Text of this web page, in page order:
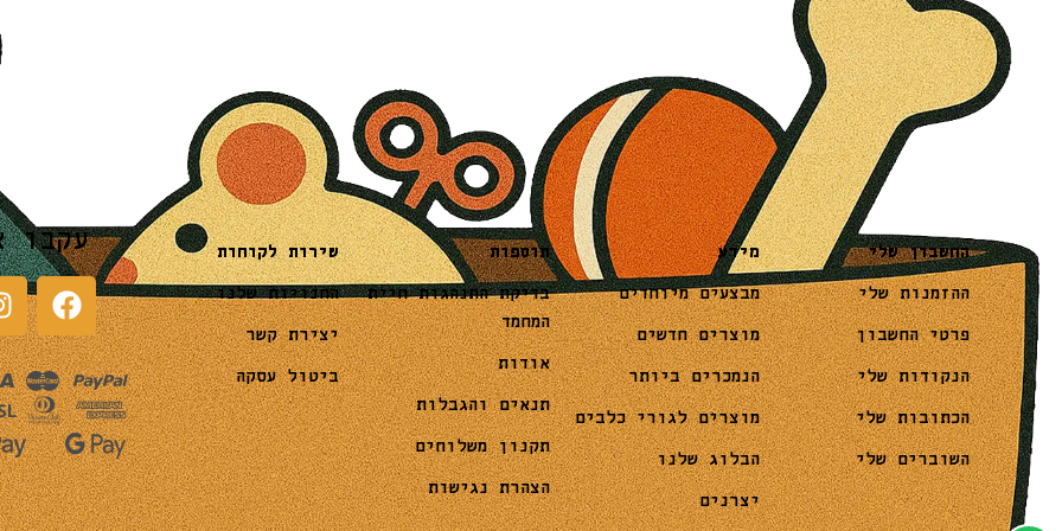
החשבון שלי
ההזמנות שלי
פרטי החשבון
הנקודות שלי
הכתובות שלי
השוברים שלי
מידע
מבצעים מיוחדים
מוצרים חדשים
הנמכרים ביותר
מוצרים לגורי כלבים
הבלוג שלנו
יצרנים
תוספות
בדיקת התנהגות חיית
המחמד
אודות
תנאים והגבלות
תקנון משלוחים
הצהרת נגישות
שירות לקוחות
החנויות שלנו
יצירת קשר
ביטול עסקה
עקבו